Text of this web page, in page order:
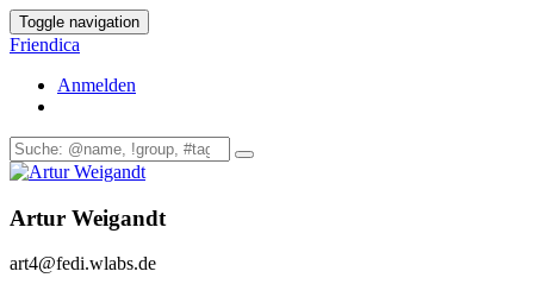
Toggle navigation
Friendica
Anmelden
Artur Weigandt
art4@fedi.wlabs.de